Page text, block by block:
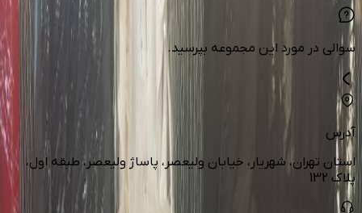
سوالی در مورد این مجموعه بپرسید.
آدرس
استان تهران، شهریار، خیابان ولیعصر، پاساژ ولیعصر، طبقه اول،
پلاک 132